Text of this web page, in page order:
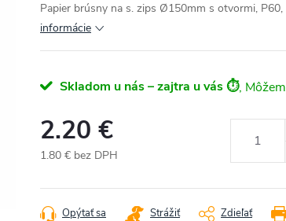
Papier brúsny na s. zips Ø150mm s otvormi, P60,
informácie
Skladom u nás – zajtra u vás ⏱️
2.20 €
1.80 € bez DPH
cena:
Opýtať sa Strážiť Zdieľať